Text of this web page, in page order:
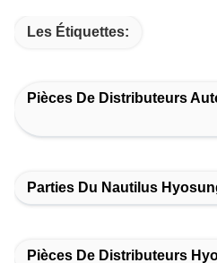
Les Étiquettes:
Pièces De Distributeurs
Parties Du Nautilus
Pièces De Distributeurs